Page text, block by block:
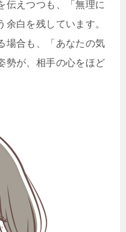
伝えつつも、「無理に
余白を残しています。
場合も、「あなたの気
勢が、相手の心をほど